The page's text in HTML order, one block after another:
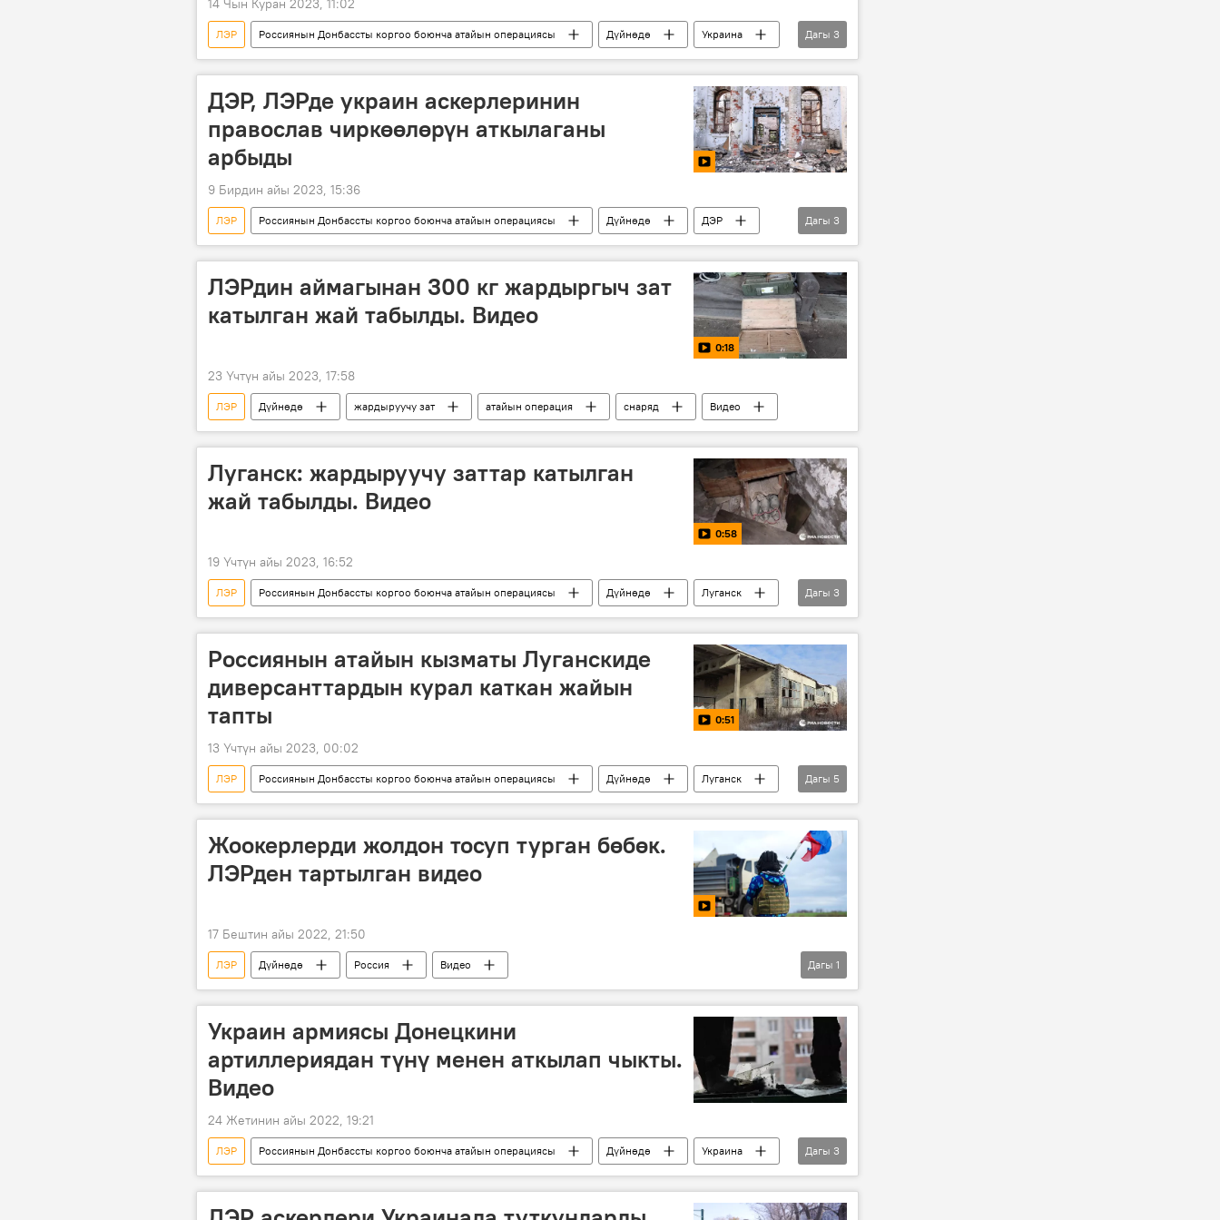
14 Чын Куран 2023, 11:02
ЛЭР Россиянын Донбассты коргоо боюнча атайын операциясы Дүйнөдө
Украина
Артемовск
окоп Аскер
Дагы 3
ДЭР, ЛЭРде украин аскерлеринин
православ чиркөөлөрүн аткылаганы
арбыды
9 Бирдин айы 2023, 15:36
ЛЭР Россиянын Донбассты коргоо боюнча атайын операциясы Дүйнөдө
ДЭР
храм
дин Видео
Дагы 3
ЛЭРдин аймагынан 300 кг жардыргыч зат
катылган жай табылды. Видео
0:18
23 Үчтүн айы 2023, 17:58
ЛЭР Дүйнөдө жардыруучу зат атайын операция снаряд Видео
Луганск: жардыруучу заттар катылган
жай табылды. Видео
0:58
19 Үчтүн айы 2023, 16:52
ЛЭР Россиянын Донбассты коргоо боюнча атайын операциясы Дүйнөдө
Луганск
жарылуучу зат
мина Видео
Дагы 3
Россиянын атайын кызматы Луганскиде
диверсанттардын курал каткан жайын
тапты
0:51
13 Үчтүн айы 2023, 00:02
ЛЭР Россиянын Донбассты коргоо боюнча атайын операциясы Дүйнөдө
Луганск
диверсант
курал жардыруу Видео Россия
Дагы 5
Жоокерлерди жолдон тосуп турган бөбөк.
ЛЭРден тартылган видео
17 Бештин айы 2022, 21:50
ЛЭР Дүйнөдө Россия
Видео
Россиянын Донбассты коргоо боюнча атайын операциясы
Дагы 1
Украин армиясы Донецкини
артиллериядан түнү менен аткылап чыкты.
Видео
24 Жетинин айы 2022, 19:21
ЛЭР Россиянын Донбассты коргоо боюнча атайын операциясы Дүйнөдө
Украина
аткылоо
Донецк "Град" залптык октук реактивдүү тутуму
Дагы 3